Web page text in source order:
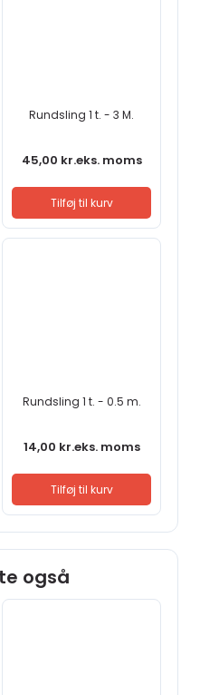
Rundsling 1 t. - 3 M.
45,00 kr.eks. moms
Tilføj til kurv
Rundsling 1 t. - 0.5 m.
14,00 kr.eks. moms
Tilføj til kurv
også